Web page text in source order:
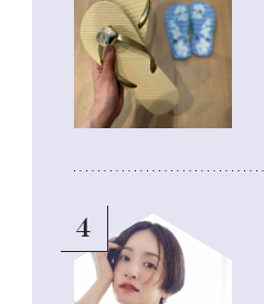
4